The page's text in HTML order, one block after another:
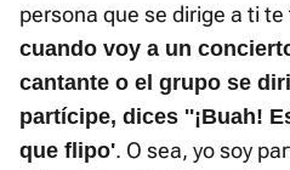
persona que se dirige a ti
cuando voy a un
cantante o el grupo se
partícipe, dices ''¡Buah!
que flipo'. O sea, yo soy